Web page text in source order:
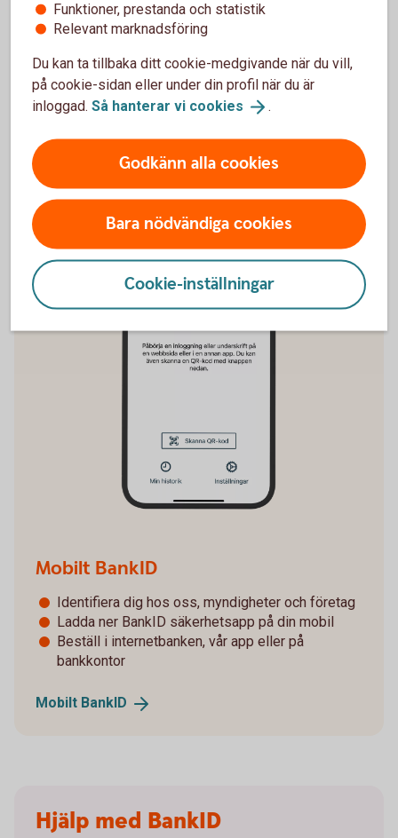
secmaker-webshop.com, ej för nyförsäljning.
Tillbaka
Vill du ha BankID i mobilen istället?
Mobilt BankID
Identifiera dig hos oss, myndigheter och företag
Ladda ner BankID säkerhetsapp på din mobil
Beställ i internetbanken, vår app eller på
bankkontor
Mobilt BankID
Hjälp med BankID
Funktioner, prestanda och statistik
Relevant marknadsföring
Du kan ta tillbaka ditt cookie-medgivande när du vill,
på cookie-sidan eller under din profil när du är
inloggad. Så hanterar vi cookies .
Godkänn alla cookies
Bara nödvändiga cookies
Cookie-inställningar